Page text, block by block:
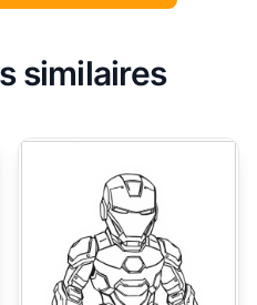
similaires